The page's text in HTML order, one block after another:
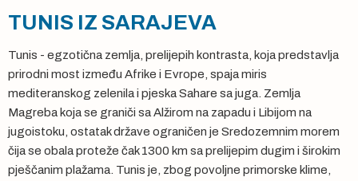
TUNIS IZ SARAJEVA
Tunis - egzotična zemlja, prelijepih kontrasta, koja predstavlja
prirodni most između Afrike i Evrope, spaja miris
mediteranskog zelenila i pjeska Sahare sa juga. Zemlja
Magreba koja se graniči sa Alžirom na zapadu i Libijom na
jugoistoku, ostatak države ograničen je Sredozemnim morem
čija se obala proteže čak 1300 km sa prelijepim dugim i širokim
pješčanim plažama. Tunis je, zbog povoljne primorske klime,